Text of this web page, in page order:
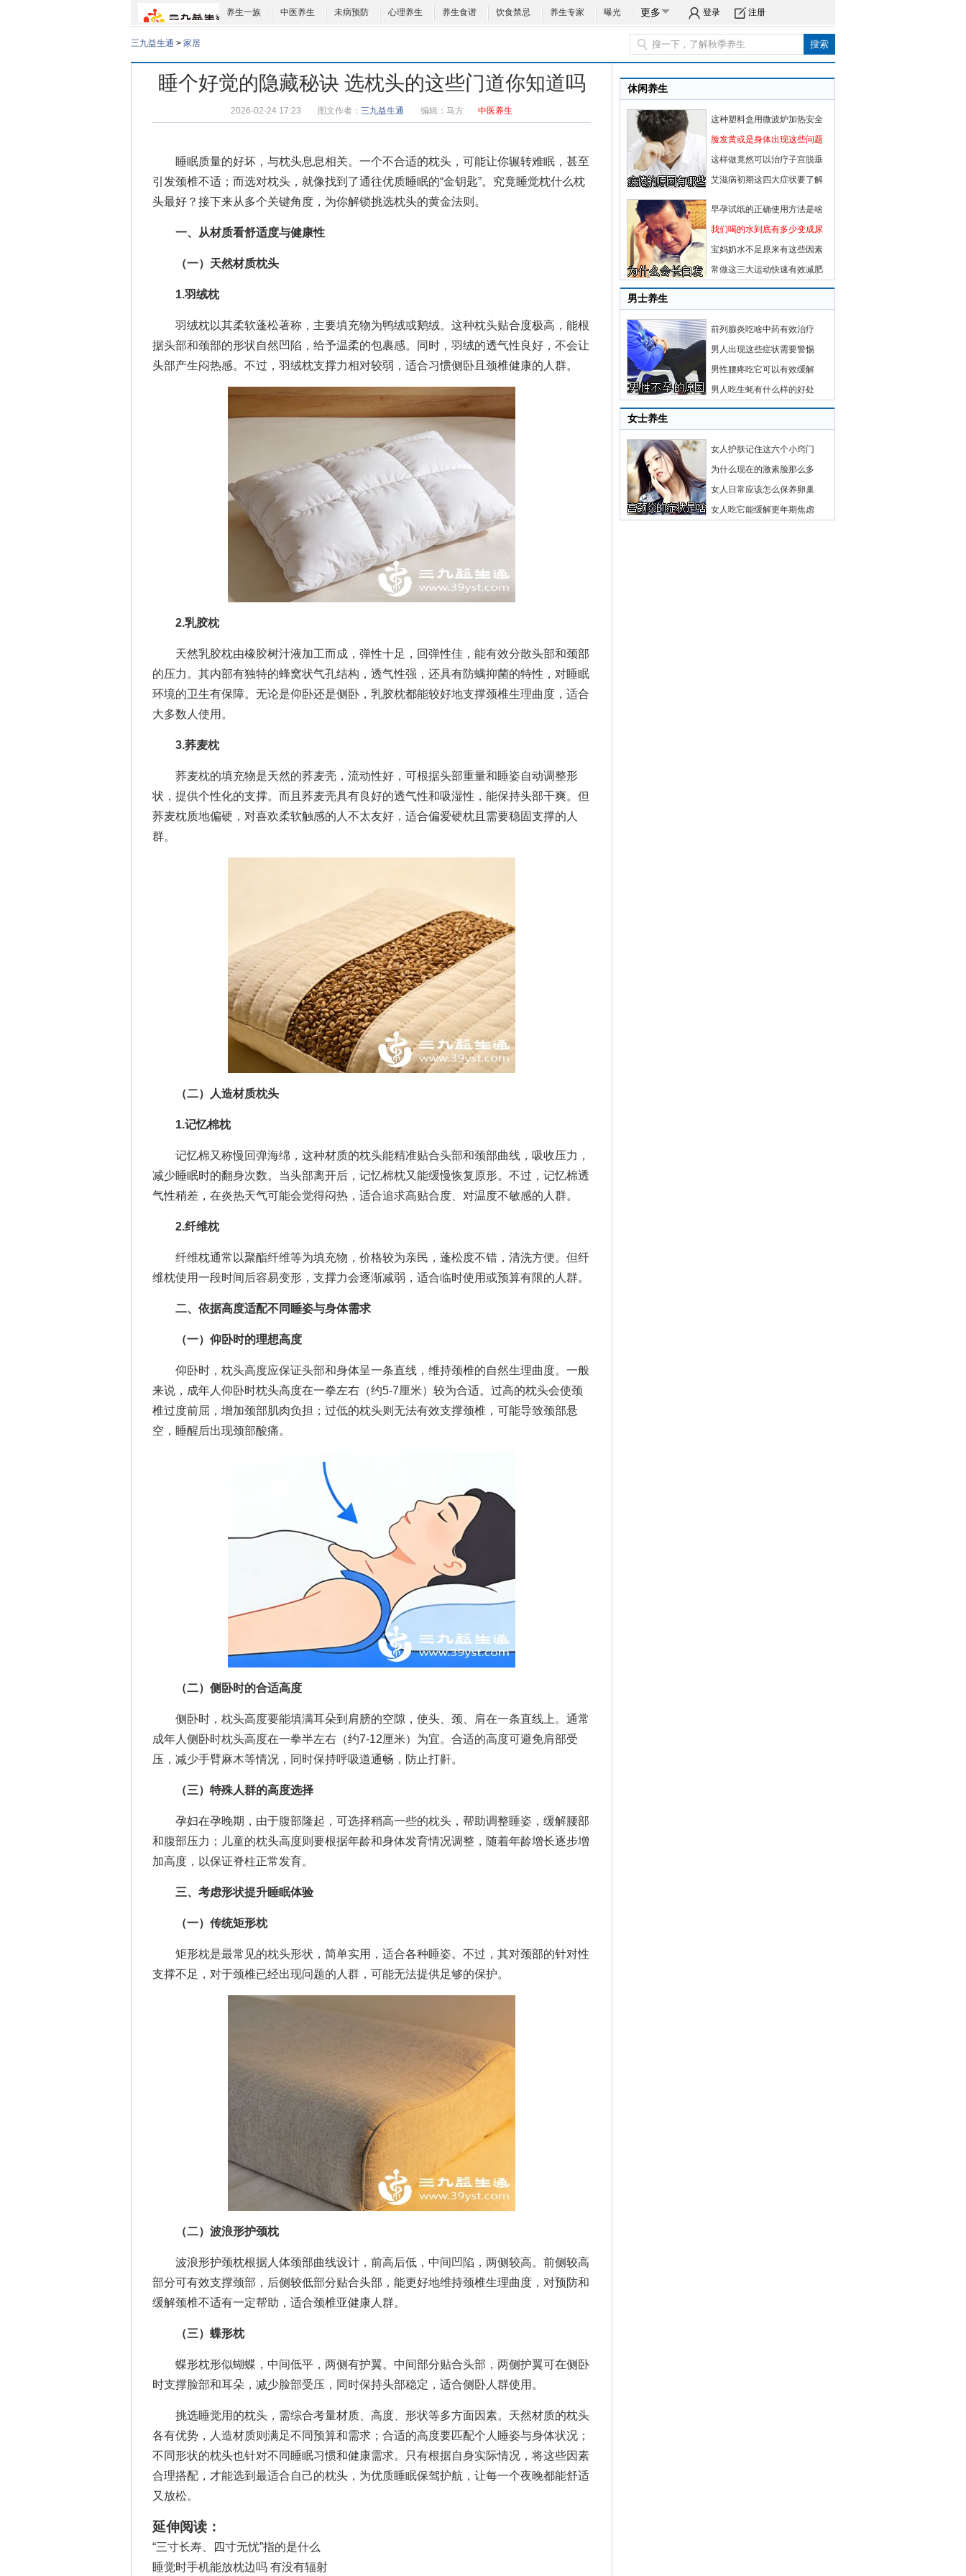
养生一族 中医养生 未病预防 心理养生 养生食谱 饮食禁忌 养生专家 曝光 更多 登录 注册
三九益生通 > 家居
睡个好觉的隐藏秘诀 选枕头的这些门道你知道吗
2026-02-24 17:23 图文作者： 三九益生通 编辑： 马方 中医养生
睡眠质量的好坏，与枕头息息相关。一个不合适的枕头，可能让你辗转难眠，甚至
引发颈椎不适；而选对枕头，就像找到了通往优质睡眠的“金钥匙”。究竟睡觉枕什么枕
头最好？接下来从多个关键角度，为你解锁挑选枕头的黄金法则。
一、从材质看舒适度与健康性
（一）天然材质枕头
1.羽绒枕
羽绒枕以其柔软蓬松著称，主要填充物为鸭绒或鹅绒。这种枕头贴合度极高，能根
据头部和颈部的形状自然凹陷，给予温柔的包裹感。同时，羽绒的透气性良好，不会让
头部产生闷热感。不过，羽绒枕支撑力相对较弱，适合习惯侧卧且颈椎健康的人群。
2.乳胶枕
天然乳胶枕由橡胶树汁液加工而成，弹性十足，回弹性佳，能有效分散头部和颈部
的压力。其内部有独特的蜂窝状气孔结构，透气性强，还具有防螨抑菌的特性，对睡眠
环境的卫生有保障。无论是仰卧还是侧卧，乳胶枕都能较好地支撑颈椎生理曲度，适合
大多数人使用。
3.荞麦枕
荞麦枕的填充物是天然的荞麦壳，流动性好，可根据头部重量和睡姿自动调整形
状，提供个性化的支撑。而且荞麦壳具有良好的透气性和吸湿性，能保持头部干爽。但
荞麦枕质地偏硬，对喜欢柔软触感的人不太友好，适合偏爱硬枕且需要稳固支撑的人
群。
（二）人造材质枕头
1.记忆棉枕
记忆棉又称慢回弹海绵，这种材质的枕头能精准贴合头部和颈部曲线，吸收压力，
减少睡眠时的翻身次数。当头部离开后，记忆棉枕又能缓慢恢复原形。不过，记忆棉透
气性稍差，在炎热天气可能会觉得闷热，适合追求高贴合度、对温度不敏感的人群。
2.纤维枕
纤维枕通常以聚酯纤维等为填充物，价格较为亲民，蓬松度不错，清洗方便。但纤
维枕使用一段时间后容易变形，支撑力会逐渐减弱，适合临时使用或预算有限的人群。
二、依据高度适配不同睡姿与身体需求
（一）仰卧时的理想高度
仰卧时，枕头高度应保证头部和身体呈一条直线，维持颈椎的自然生理曲度。一般
来说，成年人仰卧时枕头高度在一拳左右（约5-7厘米）较为合适。过高的枕头会使颈
椎过度前屈，增加颈部肌肉负担；过低的枕头则无法有效支撑颈椎，可能导致颈部悬
空，睡醒后出现颈部酸痛。
（二）侧卧时的合适高度
侧卧时，枕头高度要能填满耳朵到肩膀的空隙，使头、颈、肩在一条直线上。通常
成年人侧卧时枕头高度在一拳半左右（约7-12厘米）为宜。合适的高度可避免肩部受
压，减少手臂麻木等情况，同时保持呼吸道通畅，防止打鼾。
（三）特殊人群的高度选择
孕妇在孕晚期，由于腹部隆起，可选择稍高一些的枕头，帮助调整睡姿，缓解腰部
和腹部压力；儿童的枕头高度则要根据年龄和身体发育情况调整，随着年龄增长逐步增
加高度，以保证脊柱正常发育。
三、考虑形状提升睡眠体验
（一）传统矩形枕
矩形枕是最常见的枕头形状，简单实用，适合各种睡姿。不过，其对颈部的针对性
支撑不足，对于颈椎已经出现问题的人群，可能无法提供足够的保护。
（二）波浪形护颈枕
波浪形护颈枕根据人体颈部曲线设计，前高后低，中间凹陷，两侧较高。前侧较高
部分可有效支撑颈部，后侧较低部分贴合头部，能更好地维持颈椎生理曲度，对预防和
缓解颈椎不适有一定帮助，适合颈椎亚健康人群。
（三）蝶形枕
蝶形枕形似蝴蝶，中间低平，两侧有护翼。中间部分贴合头部，两侧护翼可在侧卧
时支撑脸部和耳朵，减少脸部受压，同时保持头部稳定，适合侧卧人群使用。
挑选睡觉用的枕头，需综合考量材质、高度、形状等多方面因素。天然材质的枕头
各有优势，人造材质则满足不同预算和需求；合适的高度要匹配个人睡姿与身体状况；
不同形状的枕头也针对不同睡眠习惯和健康需求。只有根据自身实际情况，将这些因素
合理搭配，才能选到最适合自己的枕头，为优质睡眠保驾护航，让每一个夜晚都能舒适
又放松。
延伸阅读：
“三寸长寿、四寸无忧”指的是什么
睡觉时手机能放枕边吗 有没有辐射
休闲养生
这种塑料盒用微波炉加热安全
脸发黄或是身体出现这些问题
这样做竟然可以治疗子宫脱垂
艾滋病初期这四大症状要了解
早孕试纸的正确使用方法是啥
我们喝的水到底有多少变成尿
宝妈奶水不足原来有这些因素
常做这三大运动快速有效减肥
男士养生
前列腺炎吃啥中药有效治疗
男人出现这些症状需要警惕
男性腰疼吃它可以有效缓解
男人吃生蚝有什么样的好处
女士养生
女人护肤记住这六个小窍门
为什么现在的激素脸那么多
女人日常应该怎么保养卵巢
女人吃它能缓解更年期焦虑